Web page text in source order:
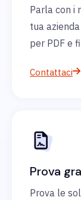
Parla con i
tua
per PDF e
Contattaci
Prova
Prova le